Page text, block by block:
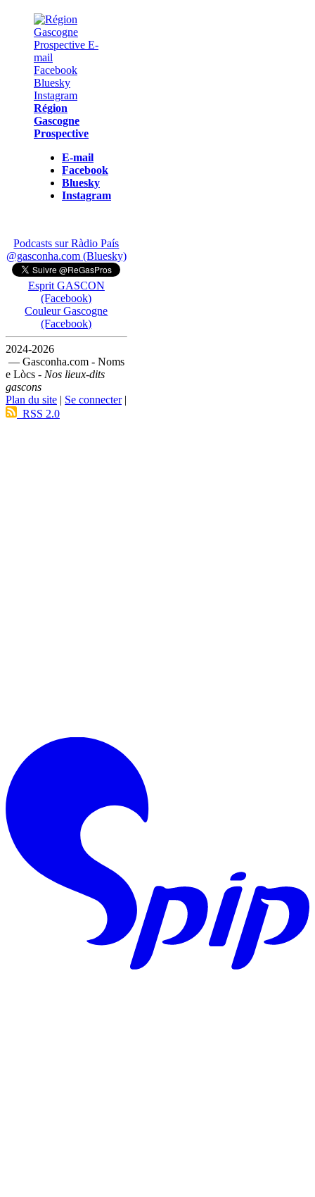
Région
Gascogne
Prospective
E-mail
Facebook
Bluesky
Instagram
Podcasts sur Ràdio País
@gasconha.com (Bluesky)
Esprit GASCON
(Facebook)
Couleur Gascogne
(Facebook)
2024-2026
— Gasconha.com - Noms
e Lòcs - Nos lieux-dits
gascons
Plan du site | Se connecter|
RSS 2.0